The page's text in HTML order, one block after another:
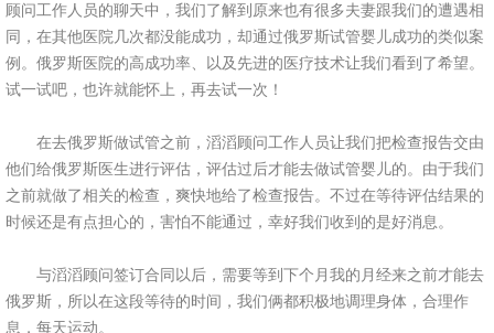
顾问工作人员的聊天中，我们了解到原来也有很多夫妻跟我们的遭遇相
同，在其他医院几次都没能成功，却通过俄罗斯试管婴儿成功的类似案
例。俄罗斯医院的高成功率、以及先进的医疗技术让我们看到了希望。
试一试吧，也许就能怀上，再去试一次！
在去俄罗斯做试管之前，滔滔顾问工作人员让我们把检查报告交由
他们给俄罗斯医生进行评估，评估过后才能去做试管婴儿的。由于我们
之前就做了相关的检查，爽快地给了检查报告。不过在等待评估结果的
时候还是有点担心的，害怕不能通过，幸好我们收到的是好消息。
与滔滔顾问签订合同以后，需要等到下个月我的月经来之前才能去
俄罗斯，所以在这段等待的时间，我们俩都积极地调理身体，合理作
息，每天运动。